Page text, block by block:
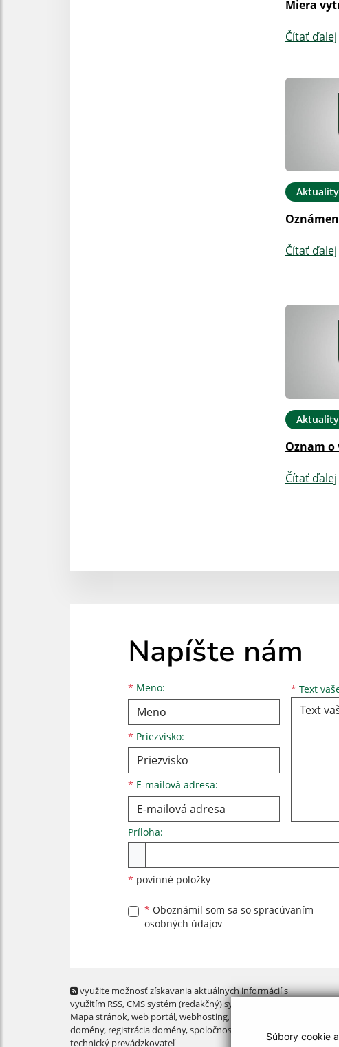
Súbory cookie
Miera
Čítať ďalej
Aktuality
Čítať ďalej
Aktuality
Oznam
Čítať ďalej
Napíšte nám
* Meno:
Meno
* Priezvisko:
Priezvisko
* E-mailová adresa:
E-mailová adresa * Text
Príloha:
* povinné položky
* Oboznámil som sa so spracúvaním
osobných údajov
využite možnosť získavania aktuálnych informácií s
využitím RSS, CMS systém (redakčný) systém ECHELON 2,
Mapa stránok,web portál,webhosting,
domény, registrácia domény,spoločnosť webex.digital, s.r.o.
technický prevádzkovateľ